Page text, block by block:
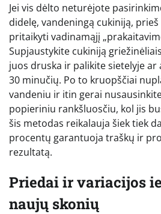
Jei vis dėlto neturėjote
didelę, vandeningą cukiniją,
pritaikyti vadinamąjį
Supjaustykite cukiniją
juos druska ir palikite sietelyje
30 minučių. Po to kruopščiai
vandeniu ir itin gerai
popieriniu rankšluosčiu, kol jis
šis metodas reikalauja šiek tiek
procentų garantuoja traškų ir
rezultatą.
Priedai ir variacijos
naujų skonių